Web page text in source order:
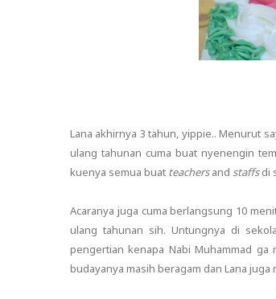
Lana akhirnya 3 tahun, yippie.. Menurut
ulang tahunan cuma buat nyenengin
kuenya semua buat teachersand staffsdi
Acaranya juga cuma berlangsung 10
ulang tahunan sih. Untungnya di
pengertian kenapa Nabi Muhammad
budayanya masih beragam dan Lana